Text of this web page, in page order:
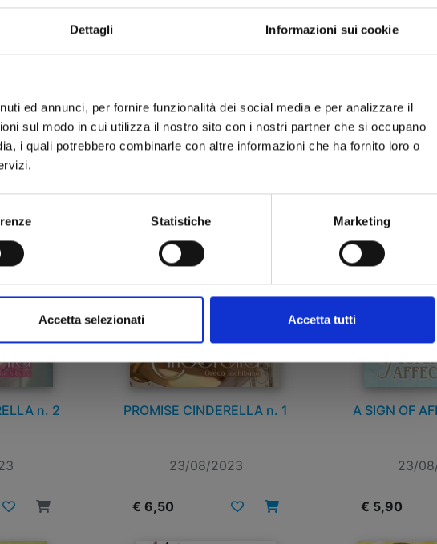
Dettagli Informazioni sui cookie
ed annunci, per fornire funzionalità dei social media e per analizzare il
sul modo in cui utilizza il nostro sito con i nostri partner che si occupano
i quali potrebbero combinarle con altre informazioni che ha fornito loro o
Statistiche Marketing
Accetta selezionati Accetta tutti
20/12/2023
€ 6,50
A SIGN OF
22/
€ 6,90
n. 2 PROMISE CINDERELLA n. 1
23/08/2023
€ 6,50
A SIGN OF
23/
€ 5,90